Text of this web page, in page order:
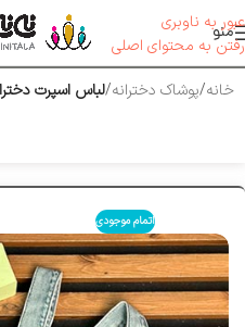
عبور به ناوبری
رفتن به محتوای اصلی
منو
خانه پوشاک دخترانه لباس اسپرت
اتمام موجودی